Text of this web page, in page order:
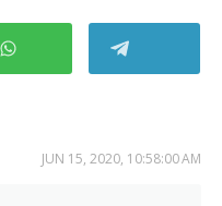
JUN 15, 2020, 10:58:00 AM